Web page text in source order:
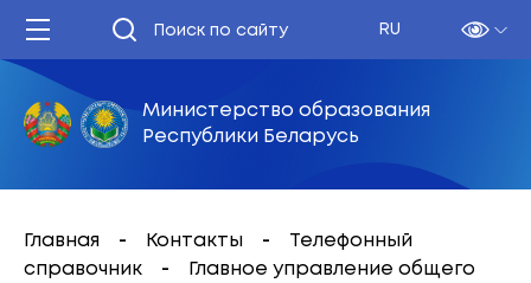
RU
Министерство образования
Республики Беларусь
Главная Контакты
Телефонный
справочник
Главное управление общего